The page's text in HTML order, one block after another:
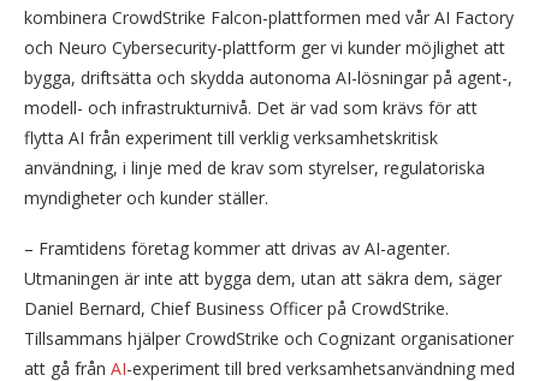
kombinera CrowdStrike Falcon-plattformen med vår AI Factory
och Neuro Cybersecurity-plattform ger vi kunder möjlighet att
bygga, driftsätta och skydda autonoma AI-lösningar på agent-,
modell- och infrastrukturnivå. Det är vad som krävs för att
flytta AI från experiment till verklig verksamhetskritisk
användning, i linje med de krav som styrelser, regulatoriska
myndigheter och kunder ställer.
– Framtidens företag kommer att drivas av AI-agenter.
Utmaningen är inte att bygga dem, utan att säkra dem, säger
Daniel Bernard, Chief Business Officer på CrowdStrike.
Tillsammans hjälper CrowdStrike och Cognizant organisationer
att gå från AI-experiment till bred verksamhetsanvändning med